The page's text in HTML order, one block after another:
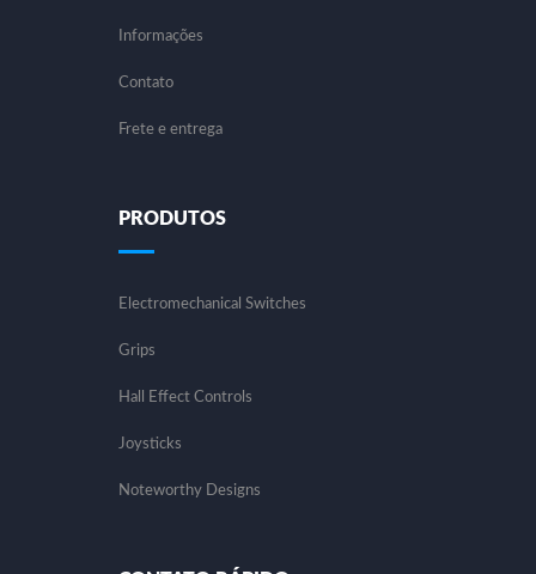
Informações
Contato
Frete e entrega
PRODUTOS
Electromechanical Switches
Grips
Hall Effect Controls
Joysticks
Noteworthy Designs